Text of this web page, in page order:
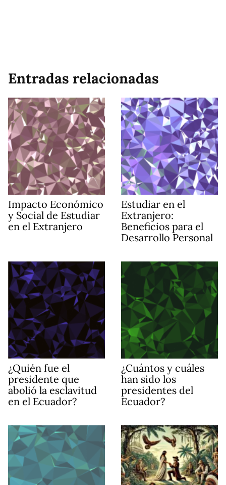
Entradas relacionadas
Impacto Económico
y Social de Estudiar
en el Extranjero
Estudiar en el
Extranjero:
Beneficios para el
Desarrollo Personal
¿Quién fue el
presidente que
abolió la esclavitud
en el Ecuador?
¿Cuántos y cuáles
han sido los
presidentes del
Ecuador?